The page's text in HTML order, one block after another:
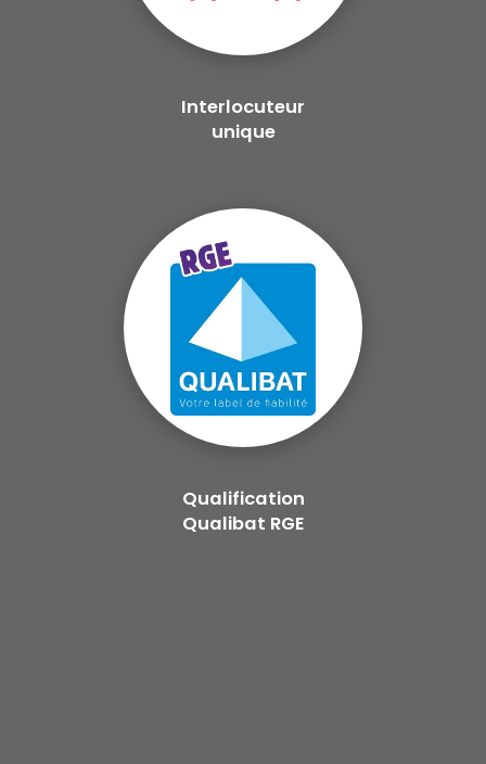
Interlocuteur
unique
Qualification
Qualibat RGE